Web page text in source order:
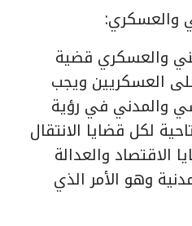
والعسكري:
والعسكري قضية
العسكريين ويجب
والمدني في رؤية
لكل قضايا الانتقال
الاقتصاد والعدالة
وهو الأمر الذي